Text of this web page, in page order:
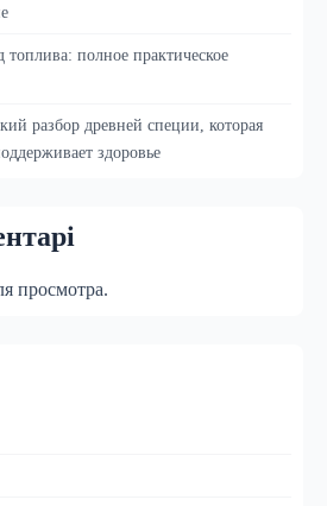
топлива: полное практическое
разбор древней специи, которая
здоровье
просмотра.